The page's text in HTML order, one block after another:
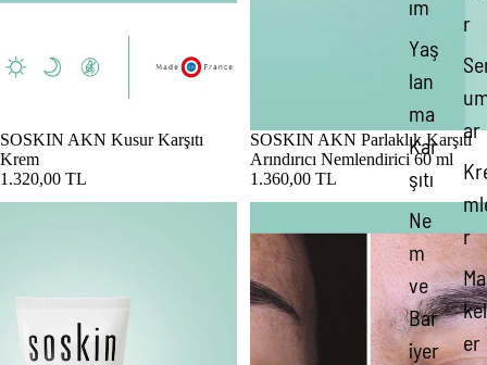
ım
Yaş
lan
ma
Kar
şıtı
Ne
m
ve
Bar
iyer
r
ar
r
kel
er
Tükendi
SOSKIN AKN Kusur Karşıtı
Krem
1.320,00 TL
Tükendi
SOSKIN AKN Parlaklık Karşıtı
Arındırıcı Nemlendirici 60 ml
1.360,00 TL
SOSKIN AKN Ultra Comfort Yoğun Nemlendirici Bakım 60 ml
SOSKIN AKN Yağlı ve Akne